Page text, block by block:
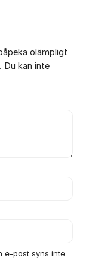
olämpligt
kan inte
e-post syns inte